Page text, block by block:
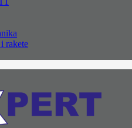
rakete